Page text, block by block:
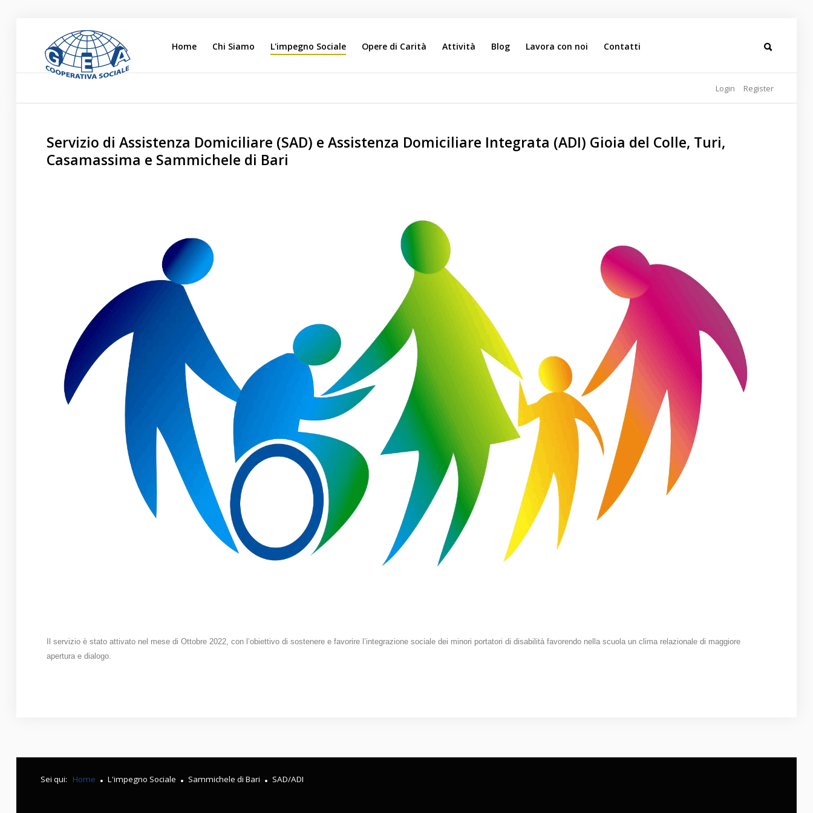
Home
Chi Siamo
Opere di Carità
Home Chi Siamo L'impegno Sociale Opere di Carità Attività Blog Lavora con noi Contatti
Register
Login
Servizio di Assistenza Domiciliare (SAD) e Assistenza Domiciliare Integrata (ADI) Gioia del Colle, Turi,
Casamassima e Sammichele di Bari
Il servizio è stato attivato nel mese di Ottobre 2022, con l’obiettivo di sostenere e favorire l’integrazione sociale dei minori portatori di disabilità favorendo nella scuola un clima relazionale di maggiore
apertura e dialogo.
Sei qui: Home L'impegno Sociale Sammichele di Bari SAD/ADI